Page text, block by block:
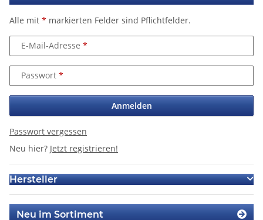
Alle mit * markierten Felder sind Pflichtfelder.
E-Mail-Adresse
Passwort
Anmelden
Passwort vergessen
Neu hier? Jetzt registrieren!
Hersteller
Neu im Sortiment